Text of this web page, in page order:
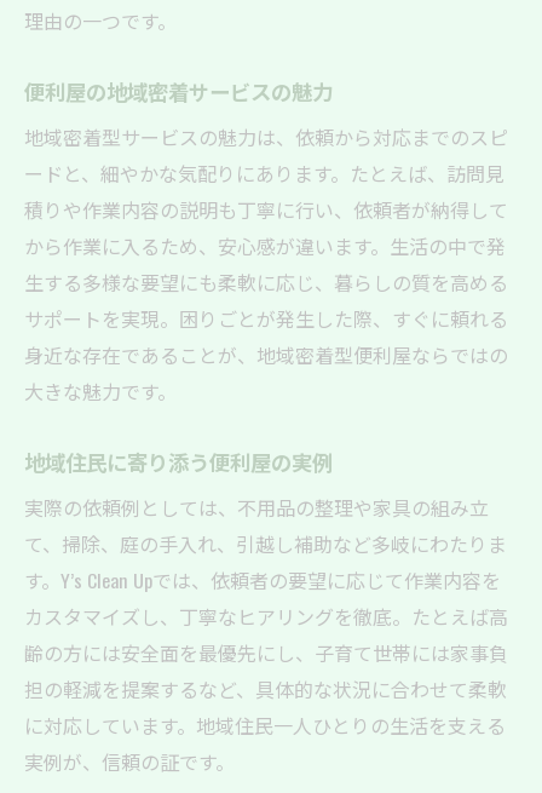
理由の一つです。
便利屋の地域密着サービスの魅力
地域密着型サービスの魅力は、依頼から対応までのスピ
ードと、細やかな気配りにあります。たとえば、訪問見
積りや作業内容の説明も丁寧に行い、依頼者が納得して
から作業に入るため、安心感が違います。生活の中で発
生する多様な要望にも柔軟に応じ、暮らしの質を高める
サポートを実現。困りごとが発生した際、すぐに頼れる
身近な存在であることが、地域密着型便利屋ならではの
大きな魅力です。
地域住民に寄り添う便利屋の実例
実際の依頼例としては、不用品の整理や家具の組み立
て、掃除、庭の手入れ、引越し補助など多岐にわたりま
す。Y’s Clean Upでは、依頼者の要望に応じて作業内容を
カスタマイズし、丁寧なヒアリングを徹底。たとえば高
齢の方には安全面を最優先にし、子育て世帯には家事負
担の軽減を提案するなど、具体的な状況に合わせて柔軟
に対応しています。地域住民一人ひとりの生活を支える
実例が、信頼の証です。